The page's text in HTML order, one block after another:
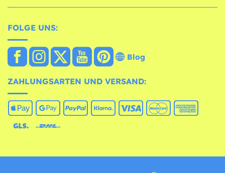
FOLGE UNS:
Blog
ZAHLUNGSARTEN UND VERSAND: